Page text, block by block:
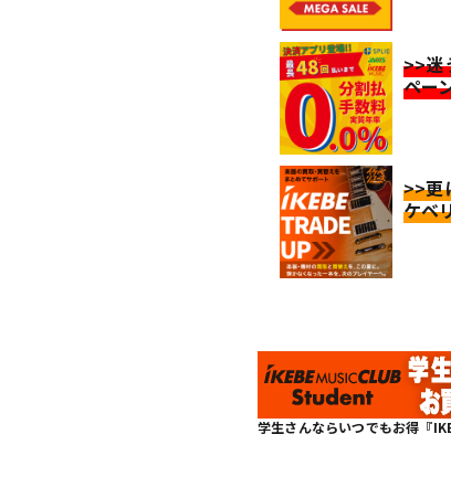
>>迷
ペー
>>更
ケベ
学生さんならいつでもお得『